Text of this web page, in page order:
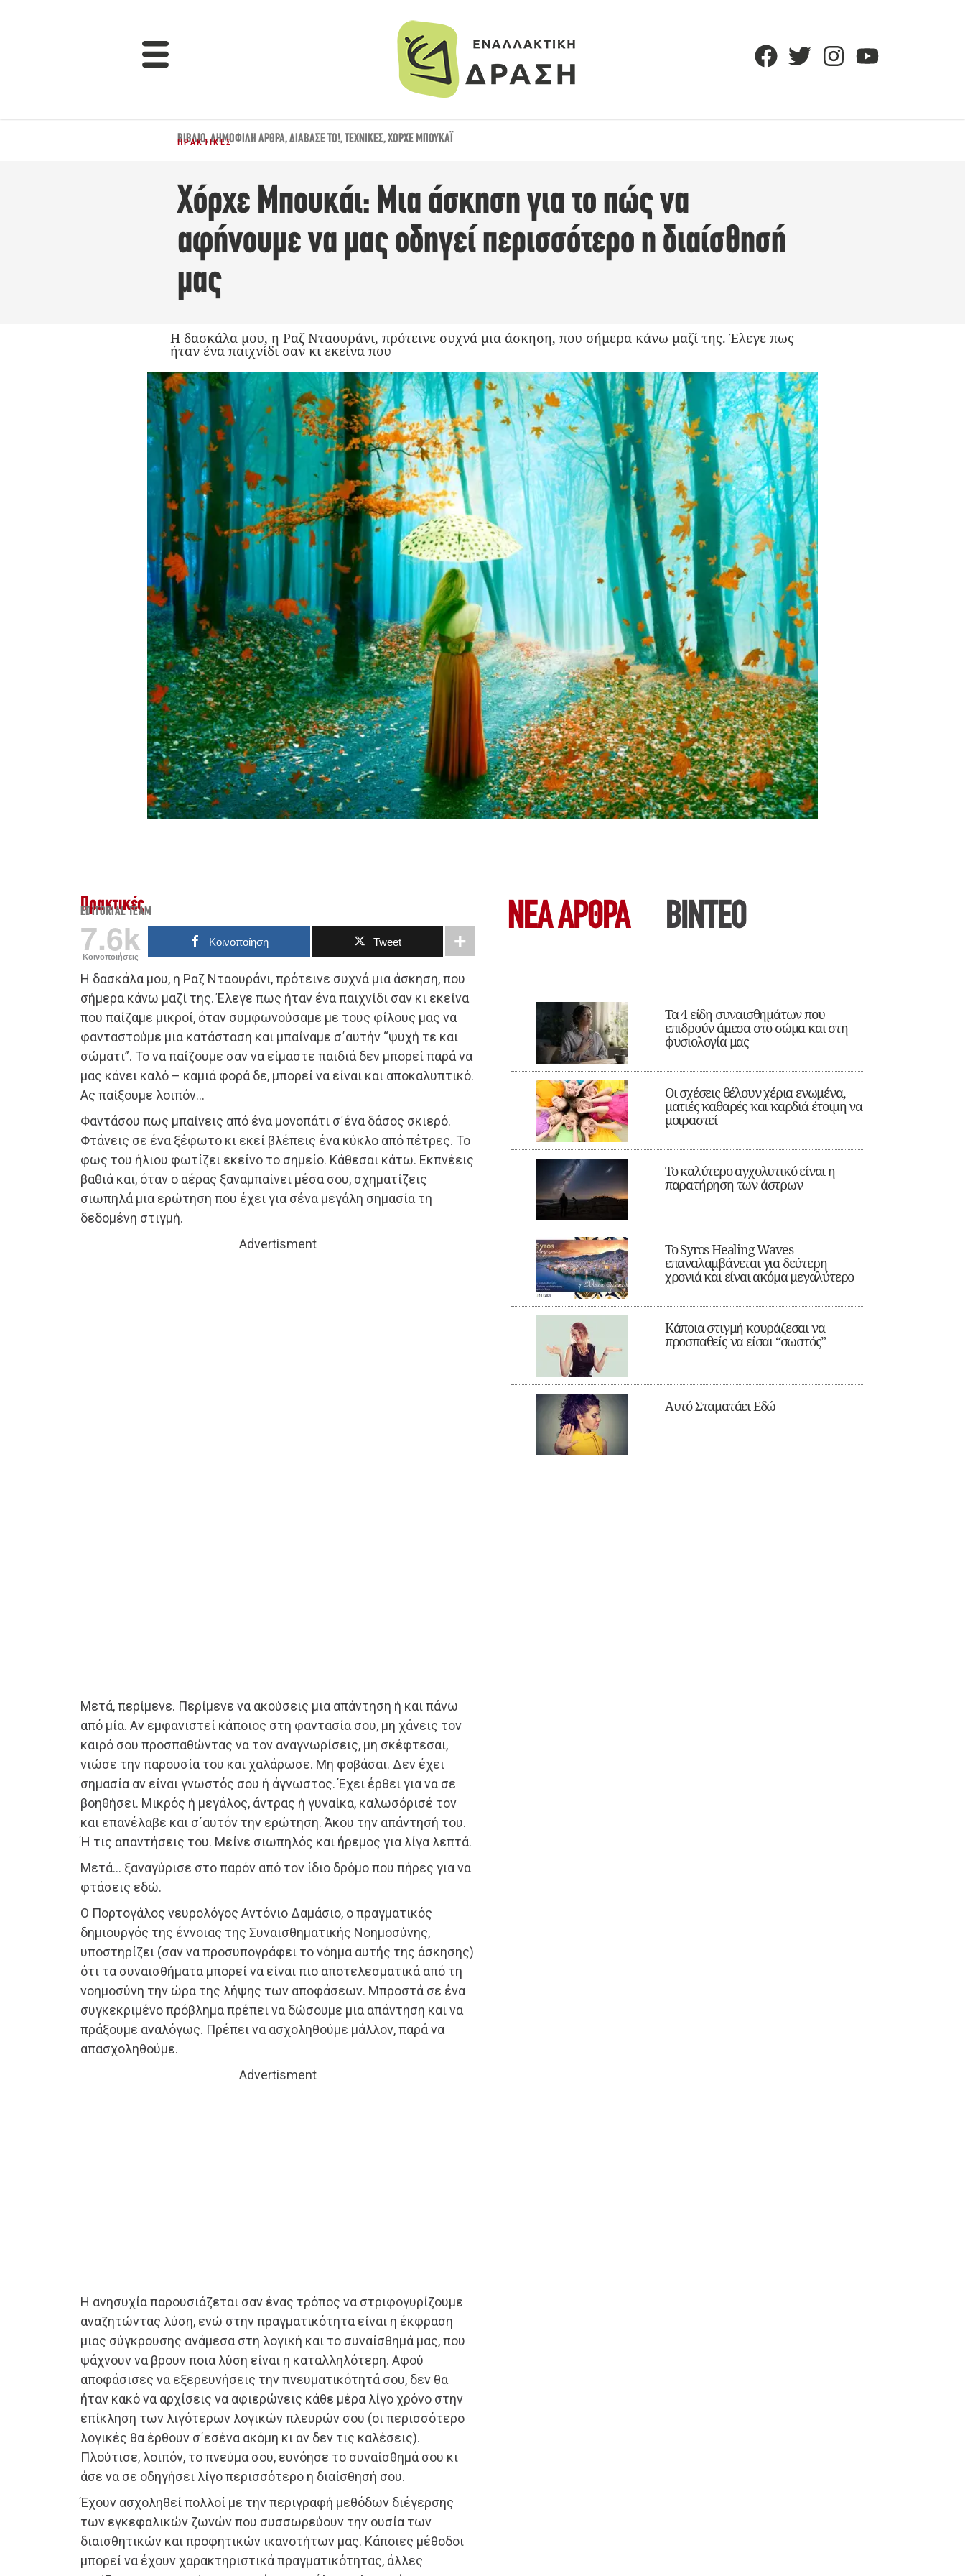
ΒΙΒΛΊΟ,ΔΗΜΟΦΙΛΉ ΆΡΘΡΑ,ΔΙΆΒΑΣΈ ΤΟ!,ΤΕΧΝΙΚΈΣ,ΧΌΡΧΕ ΜΠΟΥΚΆΙ
ΠΡΑΚΤΙΚΈΣ
Χόρχε Μπουκάι: Μια άσκηση για το πώς να
αφήνουμε να μας οδηγεί περισσότερο η διαίσθησή
μας
Η δασκάλα μου, η Ραζ Νταουράνι, πρότεινε συχνά μια άσκηση, που σήμερα κάνω μαζί της. Έλεγε πως
ήταν ένα παιχνίδι σαν κι εκείνα που
Πρακτικές
EDITORIAL TEAM
7.6k
Κοινοποιήσεις
Κοινοποίηση Tweet
Η δασκάλα μου, η Ραζ Νταουράνι, πρότεινε συχνά μια άσκηση, που
σήμερα κάνω μαζί της. Έλεγε πως ήταν ένα παιχνίδι σαν κι εκείνα
που παίζαμε μικροί, όταν συμφωνούσαμε με τους φίλους μας να
φανταστούμε μια κατάσταση και μπαίναμε σ΄αυτήν “ψυχή τε και
σώματι”. Το να παίζουμε σαν να είμαστε παιδιά δεν μπορεί παρά να
μας κάνει καλό – καμιά φορά δε, μπορεί να είναι και αποκαλυπτικό.
Ας παίξουμε λοιπόν…
Φαντάσου πως μπαίνεις από ένα μονοπάτι σ΄ένα δάσος σκιερό.
Φτάνεις σε ένα ξέφωτο κι εκεί βλέπεις ένα κύκλο από πέτρες. Το
φως του ήλιου φωτίζει εκείνο το σημείο. Κάθεσαι κάτω. Εκπνέεις
βαθιά και, όταν ο αέρας ξαναμπαίνει μέσα σου, σχηματίζεις
σιωπηλά μια ερώτηση που έχει για σένα μεγάλη σημασία τη
δεδομένη στιγμή.
Advertisment
Μετά, περίμενε. Περίμενε να ακούσεις μια απάντηση ή και πάνω
από μία. Αν εμφανιστεί κάποιος στη φαντασία σου, μη χάνεις τον
καιρό σου προσπαθώντας να τον αναγνωρίσεις, μη σκέφτεσαι,
νιώσε την παρουσία του και χαλάρωσε. Μη φοβάσαι. Δεν έχει
σημασία αν είναι γνωστός σου ή άγνωστος. Έχει έρθει για να σε
βοηθήσει. Μικρός ή μεγάλος, άντρας ή γυναίκα, καλωσόρισέ τον
και επανέλαβε και σ΄αυτόν την ερώτηση. Άκου την απάντησή του.
Ή τις απαντήσεις του. Μείνε σιωπηλός και ήρεμος για λίγα λεπτά.
Μετά… ξαναγύρισε στο παρόν από τον ίδιο δρόμο που πήρες για να
φτάσεις εδώ.
Ο Πορτογάλος νευρολόγος Αντόνιο Δαμάσιο, ο πραγματικός
δημιουργός της έννοιας της Συναισθηματικής Νοημοσύνης,
υποστηρίζει (σαν να προσυπογράφει το νόημα αυτής της άσκησης)
ότι τα συναισθήματα μπορεί να είναι πιο αποτελεσματικά από τη
νοημοσύνη την ώρα της λήψης των αποφάσεων. Μπροστά σε ένα
συγκεκριμένο πρόβλημα πρέπει να δώσουμε μια απάντηση και να
πράξουμε αναλόγως. Πρέπει να ασχοληθούμε μάλλον, παρά να
απασχοληθούμε.
Advertisment
Η ανησυχία παρουσιάζεται σαν ένας τρόπος να στριφογυρίζουμε
αναζητώντας λύση, ενώ στην πραγματικότητα είναι η έκφραση
μιας σύγκρουσης ανάμεσα στη λογική και το συναίσθημά μας, που
ψάχνουν να βρουν ποια λύση είναι η καταλληλότερη. Αφού
αποφάσισες να εξερευνήσεις την πνευματικότητά σου, δεν θα
ήταν κακό να αρχίσεις να αφιερώνεις κάθε μέρα λίγο χρόνο στην
επίκληση των λιγότερων λογικών πλευρών σου (οι περισσότερο
λογικές θα έρθουν σ΄εσένα ακόμη κι αν δεν τις καλέσεις).
Πλούτισε, λοιπόν, το πνεύμα σου, ευνόησε το συναίσθημά σου κι
άσε να σε οδηγήσει λίγο περισσότερο η διαίσθησή σου.
Έχουν ασχοληθεί πολλοί με την περιγραφή μεθόδων διέγερσης
των εγκεφαλικών ζωνών που συσσωρεύουν την ουσία των
διαισθητικών και προφητικών ικανοτήτων μας. Κάποιες μέθοδοι
μπορεί να έχουν χαρακτηριστικά πραγματικότητας, άλλες
ΝΕΑ ΆΡΘΡΑ ΒΙΝΤΕΟ
Τα 4 είδη συναισθημάτων που
επιδρούν άμεσα στο σώμα και στη
φυσιολογία μας
Οι σχέσεις θέλουν χέρια ενωμένα,
ματιές καθαρές και καρδιά έτοιμη να
μοιραστεί
Το καλύτερο αγχολυτικό είναι η
παρατήρηση των άστρων
Το Syros Healing Waves
επαναλαμβάνεται για δεύτερη
χρονιά και είναι ακόμα μεγαλύτερο
Κάποια στιγμή κουράζεσαι να
προσπαθείς να είσαι “σωστός”
Αυτό Σταματάει Εδώ